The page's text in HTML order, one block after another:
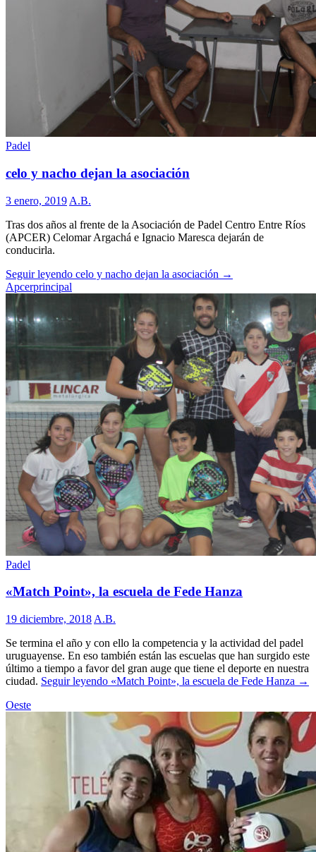
Padel
celo y nacho dejan la asociación
3 enero, 2019 A.B.
Tras dos años al frente de la Asociación de Padel Centro Entre Ríos
(APCER) Celomar Argachá e Ignacio Maresca dejarán de
conducirla.
Seguir leyendo celo y nacho dejan la asociación →
Apcerprincipal
Padel
«Match Point», la escuela de Fede Hanza
19 diciembre, 2018 A.B.
Se termina el año y con ello la competencia y la actividad del padel
uruguayense. En eso también están las escuelas que han surgido este
último a tiempo a favor del gran auge que tiene el deporte en nuestra
ciudad. Seguir leyendo «Match Point», la escuela de Fede Hanza →
Oeste